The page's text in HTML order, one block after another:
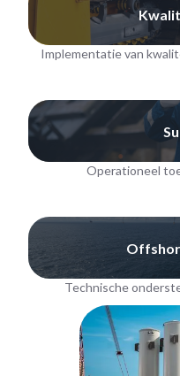
Implementatie van
Operationeel
Technische